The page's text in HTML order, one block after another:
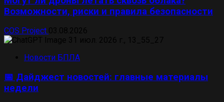
Возможности, риски и правила безопасности
COS Project
Новости БПЛА
📅 Дайджест новостей: главные материалы
недели